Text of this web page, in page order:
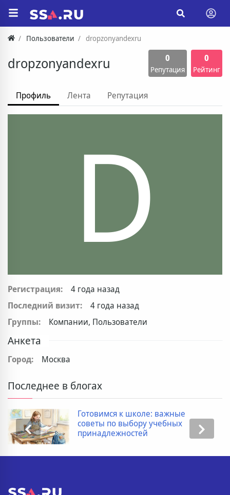
Пользователи dropzonyandexru
dropzonyandexru 0
Репутация
0
Рейтинг
Профиль Лента Репутация
D
Регистрация:
4 года назад
Последний визит:
4 года назад
Группы:
Компании, Пользователи
Анкета
Город: Москва
Последнее в блогах
Готовимся к школе: важные
советы по выбору учебных
принадлежностей